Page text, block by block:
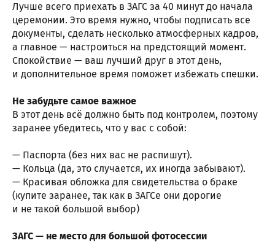
Лучше всего приехать в ЗАГС за 40 минут до начала
церемонии. Это время нужно, чтобы подписать все
документы, сделать несколько атмосферных кадров,
а главное — настроиться на предстоящий момент.
Спокойствие — ваш лучший друг в этот день,
и дополнительное время поможет избежать спешки.
Не забудьте самое важное
В этот день всё должно быть под контролем, поэтому
заранее убедитесь, что у вас с собой:
— Паспорта (без них вас не распишут).
— Кольца (да, это случается, их иногда забывают).
— Красивая обложка для свидетельства о браке
(купите заранее, так как в ЗАГСе они дорогие
и не такой большой выбор)
ЗАГС — не место для большой фотосессии